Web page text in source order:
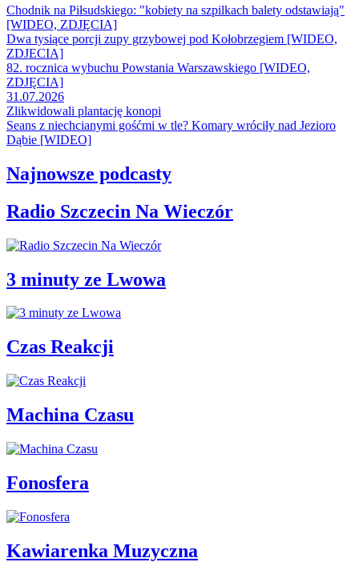
Chodnik na Piłsudskiego: "kobiety na szpilkach balety odstawiają"
[WIDEO, ZDJĘCIA]
Dwa tysiące porcji zupy grzybowej pod Kołobrzegiem [WIDEO,
ZDJECIA]
82. rocznica wybuchu Powstania Warszawskiego [WIDEO,
ZDJĘCIA]
31.07.2026
Zlikwidowali plantację konopi
Seans z niechcianymi gośćmi w tle? Komary wróciły nad Jezioro
Dąbie [WIDEO]
Najnowsze podcasty
Radio Szczecin Na Wieczór
3 minuty ze Lwowa
Czas Reakcji
Machina Czasu
Fonosfera
Kawiarenka Muzyczna